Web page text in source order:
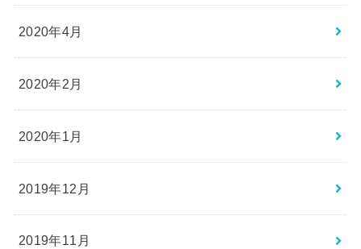
2020年4月
2020年2月
2020年1月
2019年12月
2019年11月